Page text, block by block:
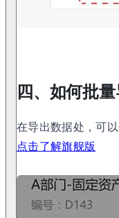
四、如何批
在导出数据处，可
点击了解旗舰版